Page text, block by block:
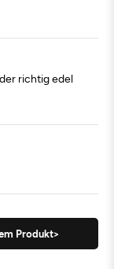
richtig edel
Produkt>